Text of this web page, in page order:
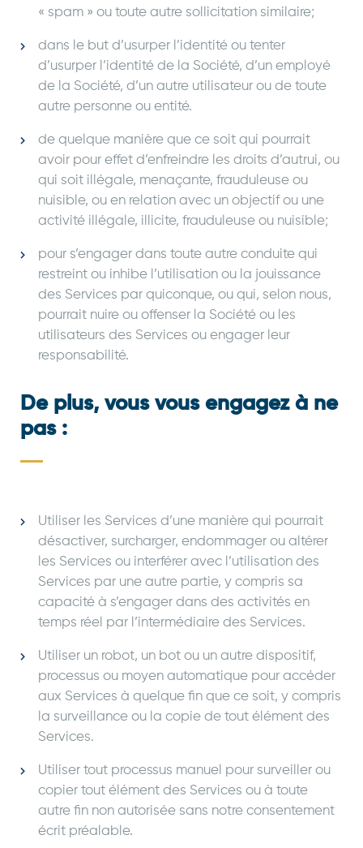
« spam » ou toute autre sollicitation similaire;
dans le but d’usurper l’identité ou tenter
d’usurper l’identité de la Société, d’un employé
de la Société, d’un autre utilisateur ou de toute
autre personne ou entité.
de quelque manière que ce soit qui pourrait
avoir pour effet d’enfreindre les droits d’autrui, ou
qui soit illégale, menaçante, frauduleuse ou
nuisible, ou en relation avec un objectif ou une
activité illégale, illicite, frauduleuse ou nuisible;
pour s’engager dans toute autre conduite qui
restreint ou inhibe l’utilisation ou la jouissance
des Services par quiconque, ou qui, selon nous,
pourrait nuire ou offenser la Société ou les
utilisateurs des Services ou engager leur
responsabilité.
De plus, vous vous engagez à ne
pas :
Utiliser les Services d’une manière qui pourrait
désactiver, surcharger, endommager ou altérer
les Services ou interférer avec l’utilisation des
Services par une autre partie, y compris sa
capacité à s’engager dans des activités en
temps réel par l’intermédiaire des Services.
Utiliser un robot, un bot ou un autre dispositif,
processus ou moyen automatique pour accéder
aux Services à quelque fin que ce soit, y compris
la surveillance ou la copie de tout élément des
Services.
Utiliser tout processus manuel pour surveiller ou
copier tout élément des Services ou à toute
autre fin non autorisée sans notre consentement
écrit préalable.